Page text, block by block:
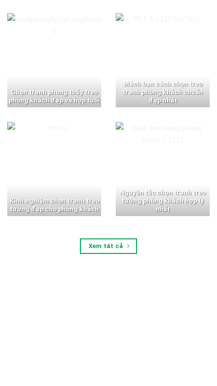
Chọn tranh phong thủy treo
phòng khách đẹp và hợp tuổi
Mách bạn cách chọn treo
tranh phòng khách chuẩn
đẹp nhất
Kinh nghiệm chọn tranh treo
tường đẹp cho phòng khách
Nguyên tắc chọn tranh treo
tường phòng khách hợp lý
nhất
Xem tất cả